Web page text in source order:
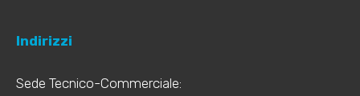
Indirizzi
Sede Tecnico-Commerciale: